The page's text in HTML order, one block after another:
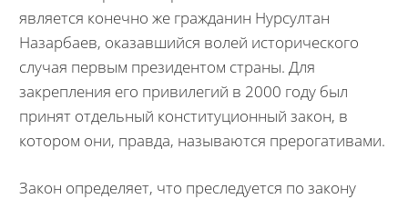
является конечно же гражданин Нурсултан
Назарбаев, оказавшийся волей исторического
случая первым президентом страны. Для
закрепления его привилегий в 2000 году был
принят отдельный конституционный закон, в
котором они, правда, называются прерогативами.
Закон определяет, что преследуется по закону